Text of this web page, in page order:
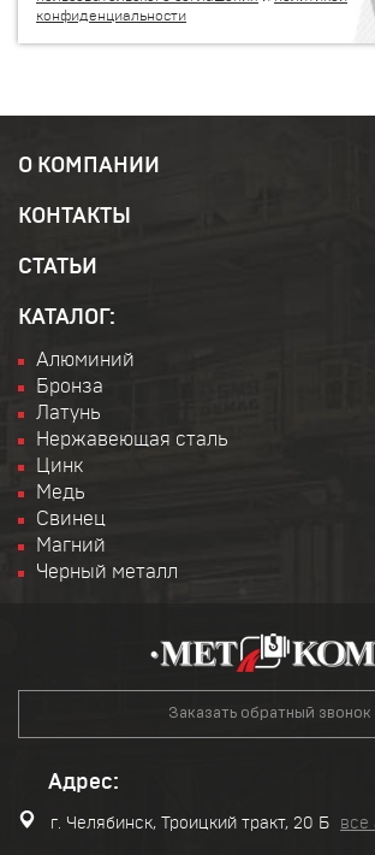
конфиденциальности
О КОМПАНИИ
КОНТАКТЫ
СТАТЬИ
КАТАЛОГ:
Алюминий
Бронза
Латунь
Нержавеющая сталь
Цинк
Медь
Свинец
Магний
Черный металл
Заказать обратный звонок
Адрес:
г. Челябинск, Троицкий тракт, 20 Б все